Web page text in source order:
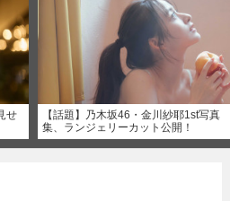
せ
【話題】乃木坂46・金川紗耶1st写真
集、ランジェリーカット公開！